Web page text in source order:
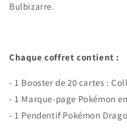
Bulbizarre.
Chaque coffret contient :
- 1 Booster de 20 cartes :
- 1 Marque-page Pokémon
- 1 Pendentif Pokémon